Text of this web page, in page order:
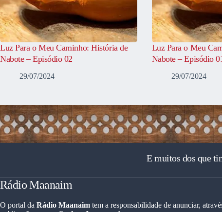
Luz Para o Meu Caminho: História de
Nabote – Episódio 02
29/07/2024
Luz Para o Meu
Nabote – Episódio
29/07/2024
E muitos dos que
Rádio Maanaim
O portal da Rádio Maanaim tem a responsabilidade de anunciar,